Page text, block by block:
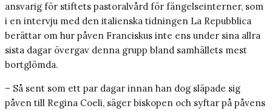
ansvarig för stiftets pastoralvård för fängelseinterner, som
i en intervju med den italienska tidningen La Repubblica
berättar om hur påven Franciskus inte ens under sina allra
sista dagar övergav denna grupp bland samhällets mest
bortglömda.
– Så sent som ett par dagar innan han dog släpade sig
påven till Regina Coeli, säger biskopen och syftar på påvens